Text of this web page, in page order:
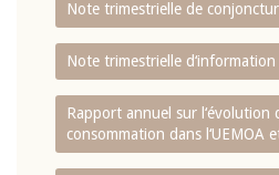
Note trimestrielle de
Note trimestrielle d‘information
Rapport annuel sur l‘évolution
consommation dans l‘UEMOA